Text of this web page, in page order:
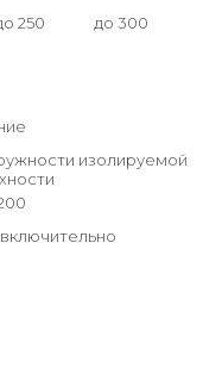
250 до 300
изолируемой
включительно